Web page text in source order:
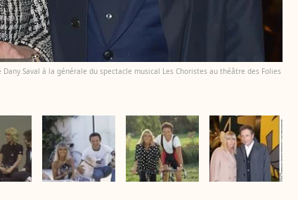
Saval à la générale du spectacle musical Les Choristes au théâtre des Folies